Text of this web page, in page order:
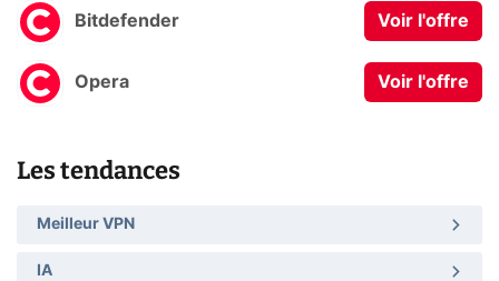
Bitdefender Voir l'offre
Opera Voir l'offre
Les tendances
Meilleur VPN
IA